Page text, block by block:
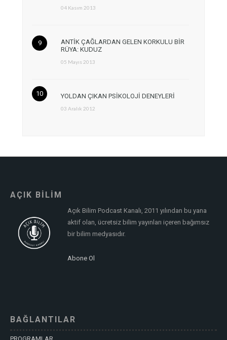
04 Kasım 2013
ANTİK ÇAĞLARDAN GELEN KORKULU BİR
RÜYA: KUDUZ
05 Mayıs 2013
YOLDAN ÇIKAN PSİKOLOJİ DENEYLERİ
03 Aralık 2012
AÇIK BİLİM
Açık Bilim Podcast Kanalı, 2011 yılından bu yana
aktif olan, ücretsiz bilim yayınları içeren bağımsız
bir bilim medyasıdır.
Abone Ol
BAĞLANTILAR